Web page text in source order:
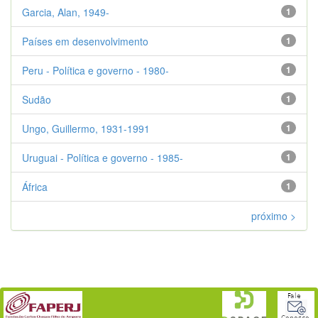
1
Garcia, Alan, 1949-
1
Países em desenvolvimento
1
Peru - Política e governo - 1980-
1
Sudão
1
Ungo, Guillermo, 1931-1991
1
Uruguai - Política e governo - 1985-
1
África
próximo >